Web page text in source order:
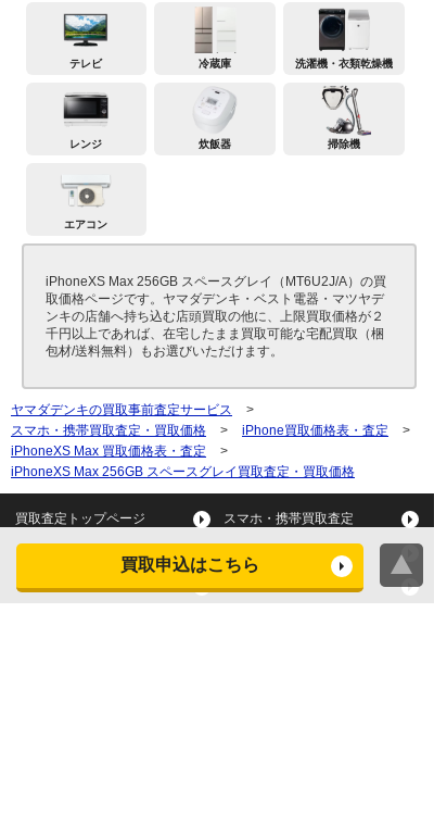
買取申込はこちら
テレビ 冷蔵庫 洗濯機・衣類乾燥機
レンジ 炊飯器 掃除機
エアコン
iPhoneXS Max 256GB スペースグレイ（MT6U2J/A）の買
取価格ページです。ヤマダデンキ・ベスト電器・マツヤデ
ンキの店舗へ持ち込む店頭買取の他に、上限買取価格が２
千円以上であれば、在宅したまま買取可能な宅配買取（梱
包材/送料無料）もお選びいただけます。
ヤマダデンキの買取事前査定サービス
>
スマホ・携帯買取査定・買取価格
> iPhone買取価格表・査定
>
iPhoneXS Max 買取価格表・査定
>
iPhoneXS Max 256GB スペースグレイ買取査定・買取価格
買取査定トップページ スマホ・携帯買取査定
タブレット買取査定
スマートウォッチ買取査定 デジカメ買取査定